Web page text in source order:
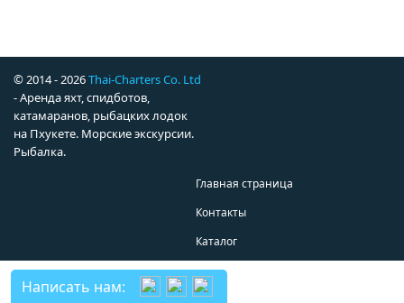
© 2014 - 2026Thai-Charters Co. Ltd
- Аренда яхт, спидботов,
катамаранов, рыбацких лодок
на Пхукете. Морские экскурсии.
Рыбалка.
Главная страница
Контакты
Каталог
Написать нам: